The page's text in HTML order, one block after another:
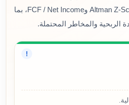
وBeneish M-Score وAltman Z-Score وFCF / Net Income، بما
والمخاطر المحتملة.
!